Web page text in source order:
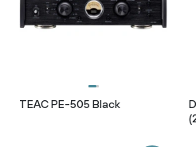
TEAC PE-505 Black